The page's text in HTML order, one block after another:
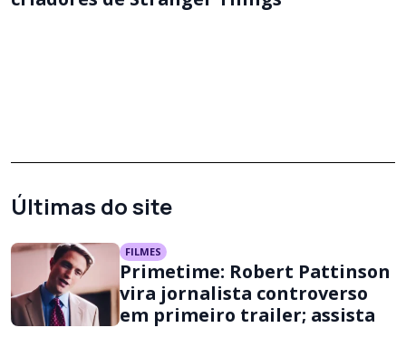
Últimas do site
FILMES
Primetime: Robert Pattinson
vira jornalista controverso
em primeiro trailer; assista